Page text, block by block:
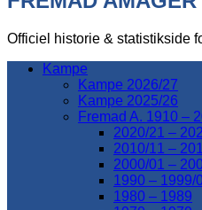
Officiel historie & statistikside
Kampe
Kampe 2026/27
Kampe 2025/26
Fremad A. 1910 –
2020/21 –
2010/11 –
2000/01 –
1990 – 1999/
1980 – 1989